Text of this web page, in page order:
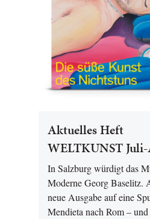
Aktuelles Heft
WELTKUNST Juli-
In Salzburg würdigt das
Moderne Georg Baselitz.
neue Ausgabe auf eine
Mendieta nach Rom –